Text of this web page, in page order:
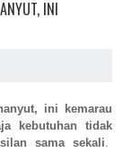
INI
ini kemarau
kebutuhan tidak
sama sekali.